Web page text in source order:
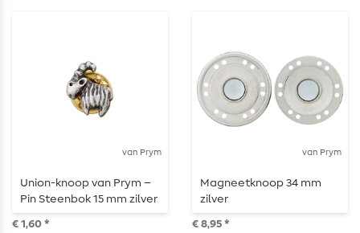
van Prym
Union-knoop van Prym –
Pin Steenbok 15 mm zilver
€ 1,60 *
van Prym
Magneetknoop 34 mm
zilver
€ 8,95 *